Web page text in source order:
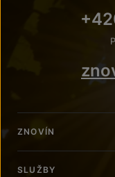
ZNOVÍN
SLUŽBY